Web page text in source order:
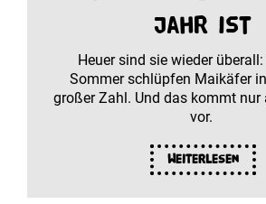
Jahr ist
Heuer sind sie wieder
Sommer schlüpfen Maikäfer
großer Zahl. Und das kommt nur
vor.
Weiterlesen